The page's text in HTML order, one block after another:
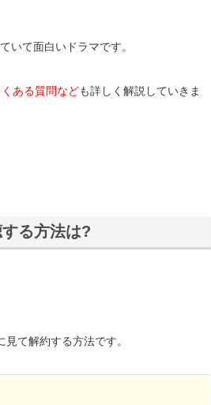
いて面白いドラマです。
ある質問なども詳しく解説していきま
る方法は?
て解約する方法です。